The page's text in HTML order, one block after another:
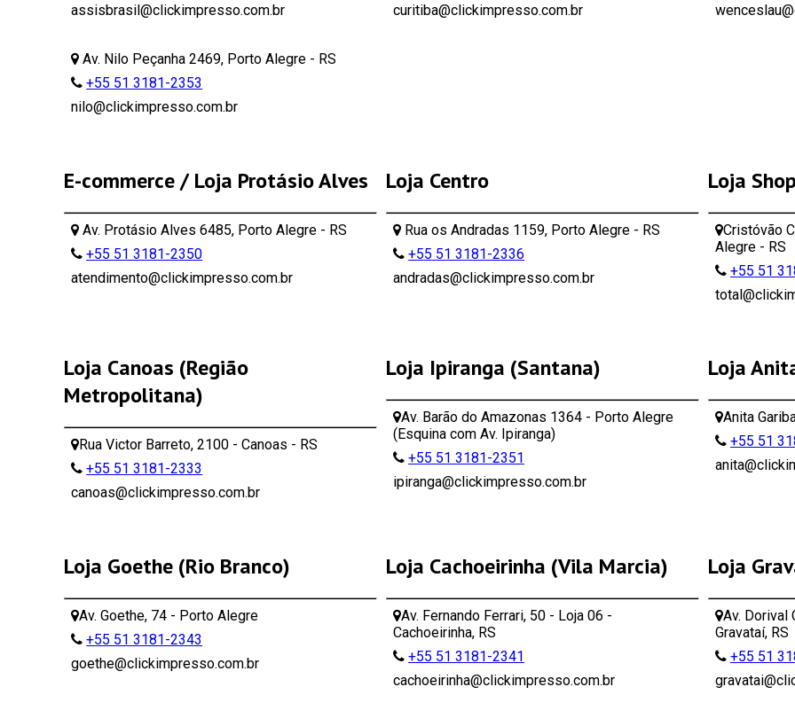
assisbrasil@clickimpresso.com.br
Av. Nilo Peçanha 2469, Porto Alegre - RS
+55 51 3181-2353
nilo@clickimpresso.com.br
curitiba@clickimpresso.com.br
E-commerce / Loja Protásio Alves
Av. Protásio Alves 6485, Porto Alegre - RS
+55 51 3181-2350
atendimento@clickimpresso.com.br
Loja Centro
Rua os Andradas 1159, Porto Alegre - RS
+55 51 3181-2336
andradas@clickimpresso.com.br
Loja
Cristóvão
Alegre - RS
+55 51
Loja Canoas (Região
Metropolitana)
Rua Victor Barreto, 2100 - Canoas - RS
+55 51 3181-2333
canoas@clickimpresso.com.br
Loja Ipiranga (Santana)
Av. Barão do Amazonas 1364 - Porto Alegre
(Esquina com Av. Ipiranga)
+55 51 3181-2351
ipiranga@clickimpresso.com.br
Loja
Anita
+55 51
Loja Goethe (Rio Branco)
Av. Goethe, 74 - Porto Alegre
+55 51 3181-2343
goethe@clickimpresso.com.br
Loja Cachoeirinha (Vila Marcia)
Av. Fernando Ferrari, 50 - Loja 06 -
Cachoeirinha, RS
+55 51 3181-2341
cachoeirinha@clickimpresso.com.br
Loja
Av. Dorival
Gravataí, RS
+55 51